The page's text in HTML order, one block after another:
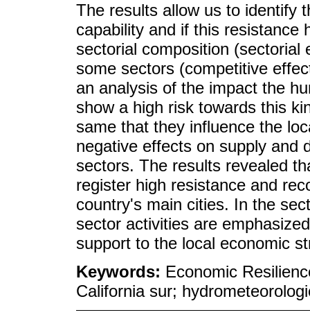
The results allow us to identify
capability and if this resistance
sectorial composition
some sectors (competitive
an analysis of the impact the
show a high risk towards this
same that they influence the
negative effects on supply and
sectors. The results revealed
register high resistance and
country's main cities. In the
sector activities are
support to the local economic
Keywords: Economic
California sur;